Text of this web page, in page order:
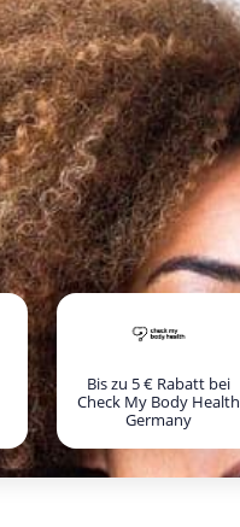
Bis zu 5 € Rabatt bei
Check My Body Health
Germany